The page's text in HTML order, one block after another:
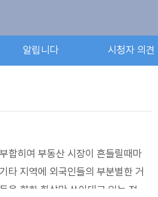
알립니다 시청자 의견
합히여 부동산 시장이 흔들릴때마
타 지역에 외국인들의 부분별한 거
을 향한 화살만 쏘아대고 있는 정